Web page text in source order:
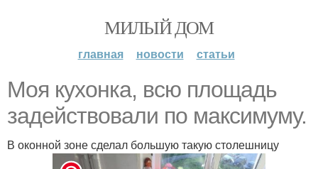
МИЛЫЙ ДОМ
главная новости статьи
Моя кухонка, всю площадь
задействовали по максимуму.
В оконной зоне сделал большую такую столешницу